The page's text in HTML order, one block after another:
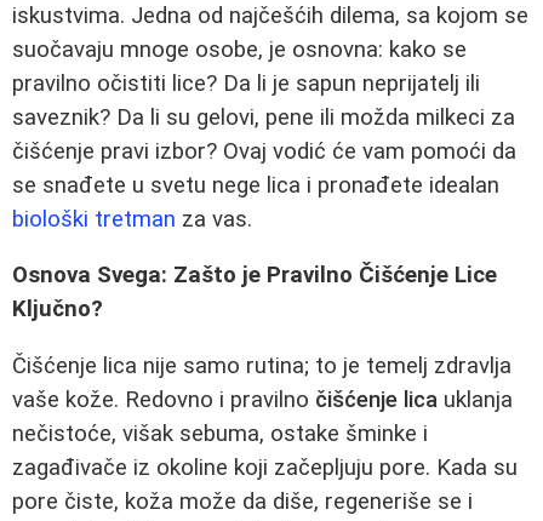
iskustvima. Jedna od najčešćih dilema, sa kojom se
suočavaju mnoge osobe, je osnovna: kako se
pravilno očistiti lice? Da li je sapun neprijatelj ili
saveznik? Da li su gelovi, pene ili možda milkeci za
čišćenje pravi izbor? Ovaj vodić će vam pomoći da
se snađete u svetu nege lica i pronađete idealan
biološki tretman za vas.
Osnova Svega: Zašto je Pravilno Čišćenje Lice
Ključno?
Čišćenje lica nije samo rutina; to je temelj zdravlja
vaše kože. Redovno i pravilno čišćenje lica uklanja
nečistoće, višak sebuma, ostake šminke i
zagađivače iz okoline koji začepljuju pore. Kada su
pore čiste, koža može da diše, regeneriše se i